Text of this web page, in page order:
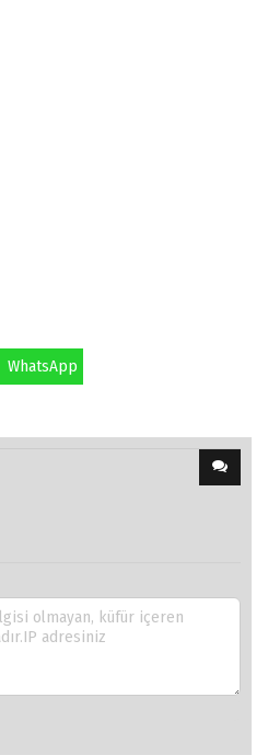
WhatsApp